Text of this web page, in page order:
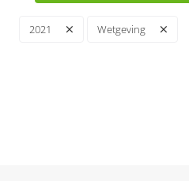
2021 Wetgeving